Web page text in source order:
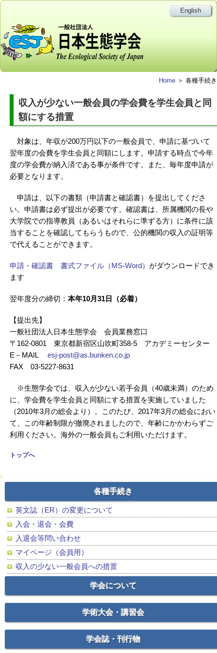
English
各種手続き
英文誌（ER）の変更について
入会・退会・会費
入退会等問い合わせ
マイページ（会員用）
収入の少ない一般会員への措置
学会について
学術大会・講習会
学会誌・刊行物
Home ＞ 各種手続き
収入が少ない一般会員の学会費を学生会員と同
額にする措置
対象は、年収が200万円以下の一般会員で、申請に基づいて
翌年度の会費を学生会員と同額にします。申請する時点で今年
度の学会費が納入済である事が条件です。また、毎年度申請が
必要となります。
申請は、以下の書類（申請書と確認書）を提出してくださ
い。申請書は必ず提出が必要です。確認書は、所属機関の長や
大学院での指導教員（あるいはそれらに準ずる方）に条件に該
当することを確認してもらうもので、公的機関の収入の証明等
で代えることができます。
申請・確認書 書式ファイル（MS-Word） がダウンロードでき
ます
翌年度分の締切： 本年10月31日（必着）
【提出先】
一般社団法人日本生態学会 会員業務窓口
〒162-0801 東京都新宿区山吹町358-5 アカデミーセンター
E－MAIL esj-post@as.bunken.co.jp
FAX 03-5227-8631
※生態学会では、収入が少ない若手会員（40歳未満）のため
に、学会費を学生会員と同額にする措置を実施していました
（2010年3月の総会より）。このたび、2017年3月の総会におい
て、この年齢制限が撤廃されましたので、年齢にかかわらずご
利用ください。海外の一般会員もご利用いただけます。
トップへ